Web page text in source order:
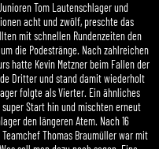
Tom Lautenschlager und
acht und zwölf, preschte das
mit schnellen Rundenzeiten den
die Podestränge. Nach zahlreichen
hatte Kevin Metzner beim Fallen der
Dritter und stand damit wiederholt
folgte als Vierter. Ein ähnliches
Start hin und mischten erneut
den längeren Atem. Nach 16
Thomas Braumüller war mit